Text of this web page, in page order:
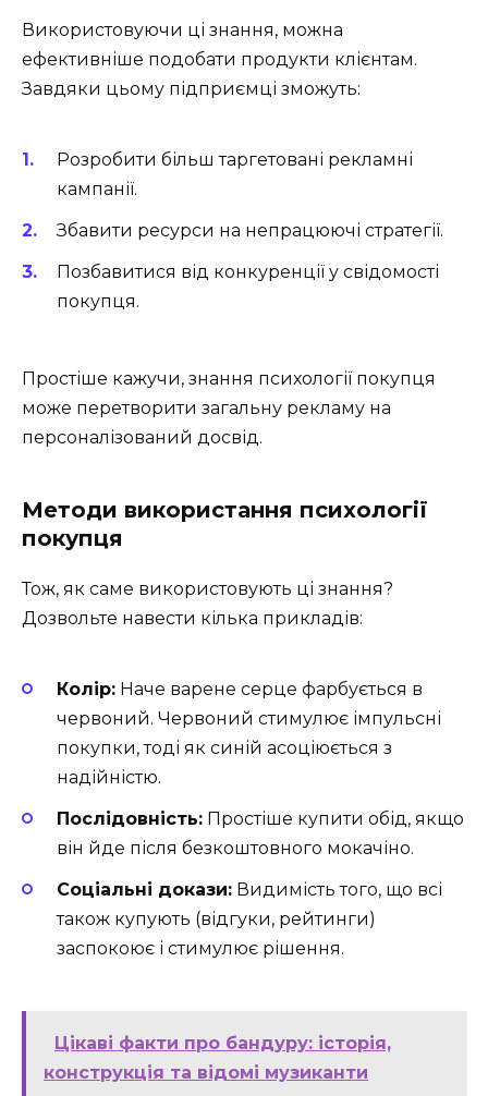
Використовуючи ці знання, можна
ефективніше подобати продукти клієнтам.
Завдяки цьому підприємці зможуть:
Розробити більш таргетовані рекламні
кампанії.
Збавити ресурси на непрацюючі стратегії.
Позбавитися від конкуренції у свідомості
покупця.
Простіше кажучи, знання психології покупця
може перетворити загальну рекламу на
персоналізований досвід.
Методи використання психології
покупця
Тож, як саме використовують ці знання?
Дозвольте навести кілька прикладів:
Колір: Наче варене серце фарбується в
червоний. Червоний стимулює імпульсні
покупки, тоді як синій асоціюється з
надійністю.
Послідовність: Простіше купити обід, якщо
він йде після безкоштовного мокачіно.
Соціальні докази: Видимість того, що всі
також купують (відгуки, рейтинги)
заспокоює і стимулює рішення.
Цікаві факти про бандуру: історія,
конструкція та відомі музиканти